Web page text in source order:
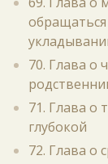
70. Глава о
71. Глава о
глубокой
72. Глава о